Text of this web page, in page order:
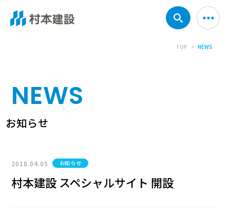
TOP NEWS
NEWS
お知らせ
2018.04.05 お知らせ
村本建設 スペシャルサイト 開設